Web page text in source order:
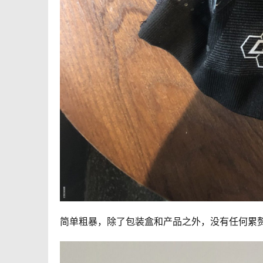
简单粗暴，除了包装盒和产品之外，没有任何累